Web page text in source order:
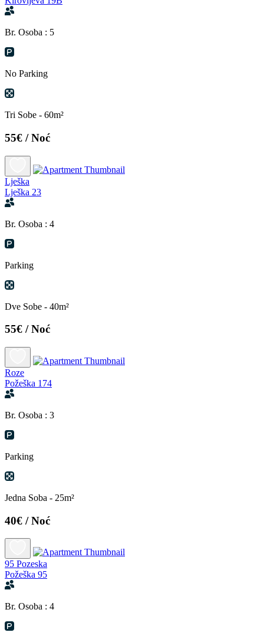
Br. Osoba : 5
No Parking
Tri Sobe - 60m²
55€ / Noć
Lješka
Lješka 23
Br. Osoba : 4
Parking
Dve Sobe - 40m²
55€ / Noć
Roze
Požeška 174
Br. Osoba : 3
Parking
Jedna Soba - 25m²
40€ / Noć
95 Pozeska
Požeška 95
Br. Osoba : 4